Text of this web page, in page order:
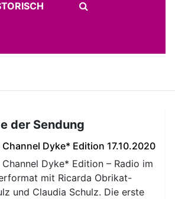
der Sendung
Channel Dyke* Edition 17.10.2020
Channel Dyke* Edition – Radio im
mit Ricarda Obrikat-
und Claudia Schulz. Die erste